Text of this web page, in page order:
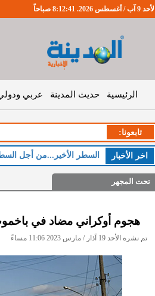
الأحد 9 آب / أغسطس 2026. 8:12:42 صباحاً
الرئيسية حديث المدينة عربي
تابعونا:
اخر اﻷخبار الخميس :
تحت المجهر
هجوم أوكراني مضاد في
تم نشره الأحد 19 آذار / مارس 2023 11:06 مساءً